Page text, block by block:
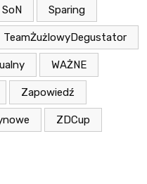
SoN Sparing
TeamŻużlowyDegustator
WAŻNE
Zapowiedź
ZDCup